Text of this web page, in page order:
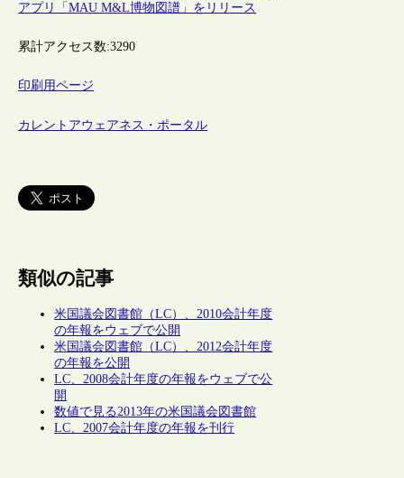
アプリ「MAU M&L博物図譜」をリリース
累計アクセス数:3290
印刷用ページ
カレントアウェアネス・ポータル
類似の記事
米国議会図書館（LC）、2010会計年度
の年報をウェブで公開
米国議会図書館（LC）、2012会計年度
の年報を公開
LC、2008会計年度の年報をウェブで公
開
数値で見る2013年の米国議会図書館
LC、2007会計年度の年報を刊行